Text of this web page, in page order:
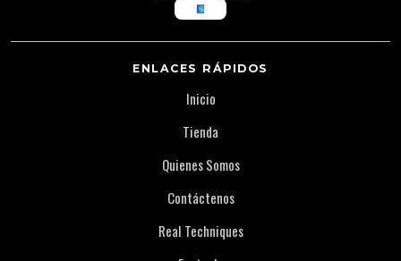
ENLACES RÁPIDOS
Inicio
Tienda
Quienes Somos
Contáctenos
Real Techniques